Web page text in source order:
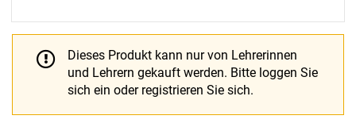
Dieses Produkt kann nur von Lehrerinnen
und Lehrern gekauft werden. Bitte loggen Sie
sich ein oder registrieren Sie sich.